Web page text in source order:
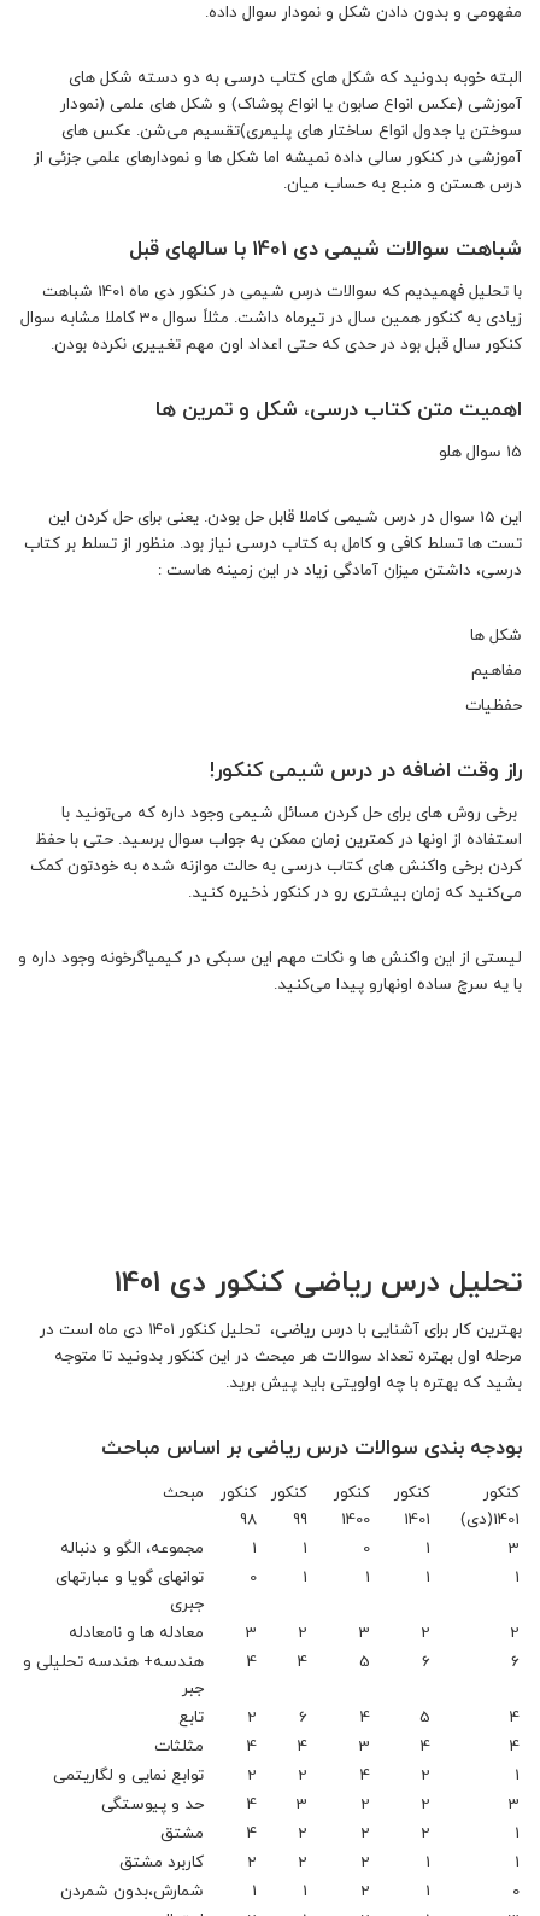
مفهومی و بدون دادن شکل و نمودار سوال داده.
البته خوبه بدونید که شکل های کتاب درسی به دو دسته شکل های
آموزشی (عکس انواع صابون یا انواع پوشاک) و شکل های علمی (نمودار
سوختن یا جدول انواع ساختار های پلیمری)تقسیم می‌شن. عکس های
آموزشی در کنکور سالی داده نمیشه اما شکل ها و نمودارهای علمی جزئی از
درس هستن و منبع به حساب میان.
شباهت سوالات شیمی دی 1401 با سالهای قبل
با تحلیل فهمیدیم که سوالات درس شیمی در کنکور دی ماه 1401 شباهت
زیادی به کنکور همین سال در تیرماه داشت. مثلاً سوال 30 کاملا مشابه سوال
کنکور سال قبل بود در حدی که حتی اعداد اون مهم تغییری نکرده بودن.
اهمیت متن کتاب درسی، شکل و تمرین ها
15 سوال هلو
این 15 سوال در درس شیمی کاملا قابل حل بودن. یعنی برای حل کردن این
تست ها تسلط کافی و کامل به کتاب درسی نیاز بود. منظور از تسلط بر کتاب
درسی، داشتن میزان آمادگی زیاد در این زمینه هاست :
شکل ها
مفاهیم
حفظیات
راز وقت اضافه در درس شیمی کنکور!
برخی روش های برای حل کردن مسائل شیمی وجود داره که می‌تونید با
استفاده از اونها در کمترین زمان ممکن به جواب سوال برسید. حتی با حفظ
کردن برخی واکنش های کتاب درسی به حالت موازنه شده به خودتون کمک
می‌کنید که زمان بیشتری رو در کنکور ذخیره کنید.
لیستی از این واکنش ها و نکات مهم این سبکی در کیمیاگرخونه وجود داره و
با یه سرچ ساده اونهارو پیدا می‌کنید.
تحلیل درس ریاضی کنکور دی 1401
بهترین کار برای آشنایی با درس ریاضی، تحلیل کنکور ۱۴۰۱ دی ماه است در
مرحله اول بهتره تعداد سوالات هر مبحث در این کنکور بدونید تا متوجه
بشید که بهتره با چه اولویتی باید پیش برید.
بودجه بندی سوالات درس ریاضی بر اساس مباحث
کنکور
1401(دی)
کنکور
1401
کنکور
1400
کنکور
99
کنکور
98
مبحث
3
1
0
1
1
مجموعه، الگو و دنباله
1
1
1
1
0
توانهای گویا و عبارتهای
جبری
2
2
3
2
3
معادله ها و نامعادله
6
6
5
4
4
هندسه+ هندسه تحلیلی و
جبر
4
5
4
6
2
تابع
4
4
3
4
4
مثلثات
1
2
4
2
2
توابع نمایی و لگاریتمی
3
2
2
3
4
حد و پیوستگی
1
2
2
2
4
مشتق
1
1
2
2
2
کاربرد مشتق
0
1
2
1
1
شمارش،بدون شمردن